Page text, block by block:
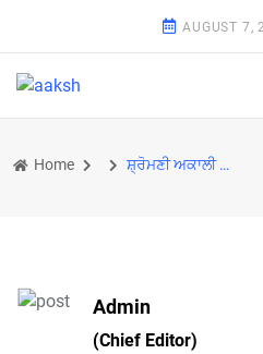
AUGUST 7,
Home ਸ਼੍ਰੋਮਣੀ ਅਕਾਲੀ ਦਲ: ਕਿਲਾ ਬਚਾਇਆ, ਪੰਜਾਬ ਗੁਆਇਆ..!
Admin
(Chief Editor)